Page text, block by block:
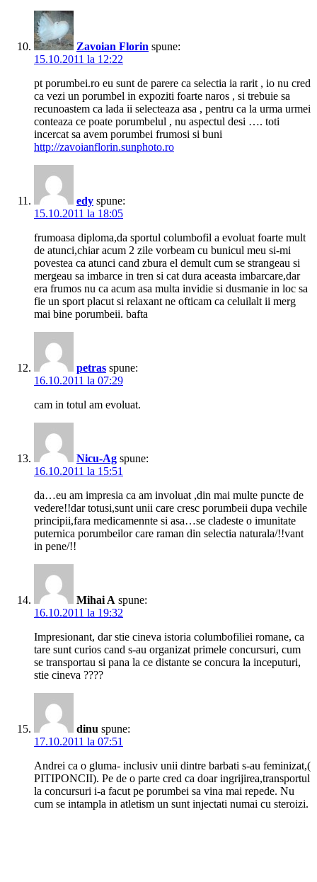
Zavoian Florin spune:
15.10.2011 la 12:22
pt porumbei.ro eu sunt de parere ca selectia ia rarit , io nu cred
ca vezi un porumbel in expoziti foarte naros , si trebuie sa
recunoastem ca lada ii selecteaza asa , pentru ca la urma urmei
conteaza ce poate porumbelul , nu aspectul desi …. toti
incercat sa avem porumbei frumosi si buni
http://zavoianflorin.sunphoto.ro
edy spune:
15.10.2011 la 18:05
frumoasa diploma,da sportul columbofil a evoluat foarte mult
de atunci,chiar acum 2 zile vorbeam cu bunicul meu si-mi
povestea ca atunci cand zbura el demult cum se strangeau si
mergeau sa imbarce in tren si cat dura aceasta imbarcare,dar
era frumos nu ca acum asa multa invidie si dusmanie in loc sa
fie un sport placut si relaxant ne ofticam ca celuilalt ii merg
mai bine porumbeii. bafta
petras spune:
16.10.2011 la 07:29
cam in totul am evoluat.
Nicu-Ag spune:
16.10.2011 la 15:51
da…eu am impresia ca am involuat ,din mai multe puncte de
vedere!!dar totusi,sunt unii care cresc porumbeii dupa vechile
principii,fara medicamennte si asa…se cladeste o imunitate
puternica porumbeilor care raman din selectia naturala/!!vant
in pene/!!
Mihai A spune:
16.10.2011 la 19:32
Impresionant, dar stie cineva istoria columbofiliei romane, ca
tare sunt curios cand s-au organizat primele concursuri, cum
se transportau si pana la ce distante se concura la inceputuri,
stie cineva ????
dinu spune:
17.10.2011 la 07:51
Andrei ca o gluma- inclusiv unii dintre barbati s-au feminizat,(
PITIPONCII). Pe de o parte cred ca doar ingrijirea,transportul
la concursuri i-a facut pe porumbei sa vina mai repede. Nu
cum se intampla in atletism un sunt injectati numai cu steroizi.